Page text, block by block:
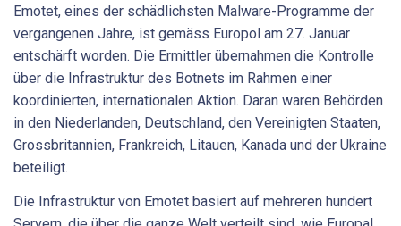
Emotet, eines der schädlichsten Malware-Programme der
vergangenen Jahre, ist gemäss Europol am 27. Januar
entschärft worden. Die Ermittler übernahmen die Kontrolle
über die Infrastruktur des Botnets im Rahmen einer
koordinierten, internationalen Aktion. Daran waren Behörden
in den Niederlanden, Deutschland, den Vereinigten Staaten,
Grossbritannien, Frankreich, Litauen, Kanada und der Ukraine
beteiligt.
Die Infrastruktur von Emotet basiert auf mehreren hundert